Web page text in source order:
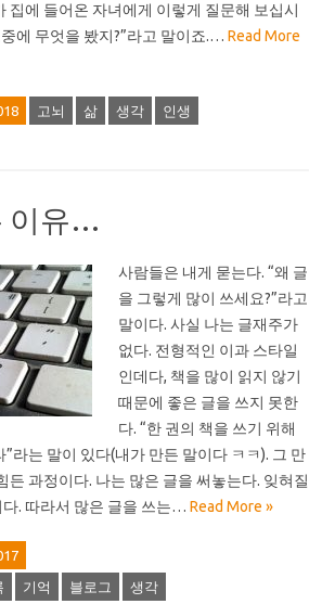
집에 들어온 자녀에게 이렇게 질문해 보십시
에 무엇을 봤지?”라고 말이죠.… Read More
고뇌 삶 생각 인생
이유…
사람들은 내게 묻는다. “왜 글
을 그렇게 많이 쓰세요?”라고
말이다. 사실 나는 글재주가
없다. 전형적인 이과 스타일
인데다, 책을 많이 읽지 않기
때문에 좋은 글을 쓰지 못한
다. “한 권의 책을 쓰기 위해
”라는 말이 있다(내가 만든 말이다 ㅋㅋ). 그 만
든 과정이다. 나는 많은 글을 써놓는다. 잊혀질
. 따라서 많은 글을 쓰는… Read More »
기억 블로그 생각